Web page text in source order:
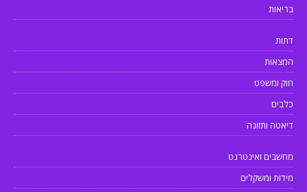
בריאות
דתות
המצאות
חוק ומשפט
כלבים
דיאטה ותזונה
מחשבים ואינטרנט
מידות ומשקלים